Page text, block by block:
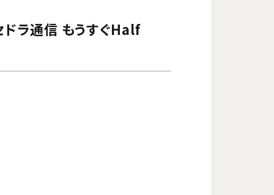
ラ通信 もうすぐHalf